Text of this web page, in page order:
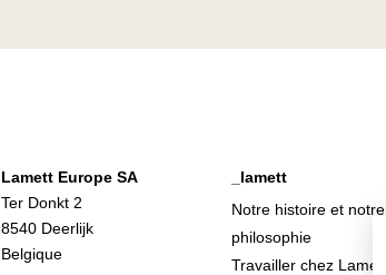
Lamett Europe SA
Ter Donkt 2
8540 Deerlijk
Belgique
_lamett
Notre histoire et notre
philosophie
Travailler chez Lamett